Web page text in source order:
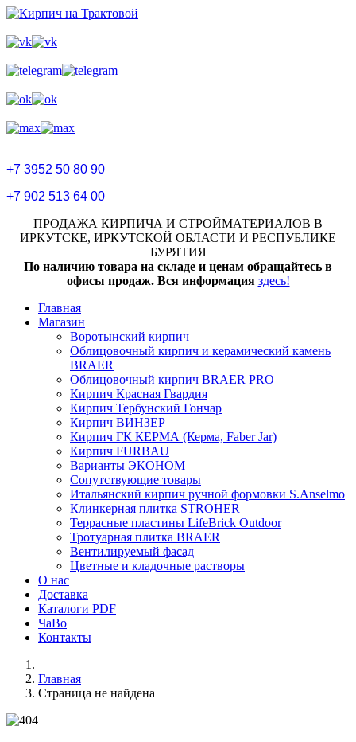
+7 3952 50 80 90
+7 902 513 64 00
ПРОДАЖА КИРПИЧА И СТРОЙМАТЕРИАЛОВ В
ИРКУТСКЕ, ИРКУТСКОЙ ОБЛАСТИ И РЕСПУБЛИКЕ
БУРЯТИЯ
По наличию товара на складе и ценам обращайтесь в
офисы продаж. Вся информация здесь!
Главная
Магазин
Воротынский кирпич
Облицовочный кирпич и керамический камень
BRAER
Облицовочный кирпич BRAER PRO
Кирпич Красная Гвардия
Кирпич Тербунский Гончар
Кирпич ВИНЗЕР
Кирпич ГК КЕРМА (Керма, Faber Jar)
Кирпич FURBAU
Варианты ЭКОНОМ
Сопутствующие товары
Итальянский кирпич ручной формовки S.Anselmo
Клинкерная плитка STROHER
Террасные пластины LifeBrick Outdoor
Тротуарная плитка BRAER
Вентилируемый фасад
Цветные и кладочные растворы
О нас
Доставка
Каталоги PDF
ЧаВо
Контакты
Главная
Страница не найдена